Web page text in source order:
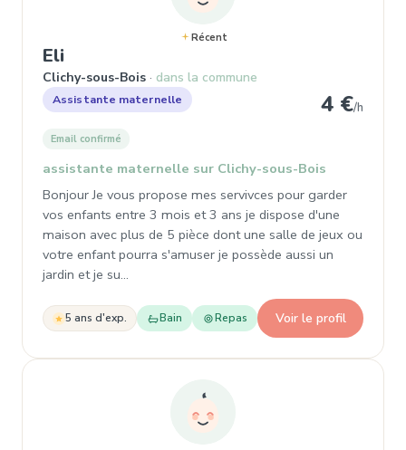
Récent
Eli
Clichy-sous-Bois dans la commune
Assistante maternelle 4 €/h
Email confirmé
assistante maternelle sur Clichy-sous-Bois
Bonjour Je vous propose mes servivces pour garder
vos enfants entre 3 mois et 3 ans je dispose d'une
maison avec plus de 5 pièce dont une salle de jeux ou
votre enfant pourra s'amuser je possède aussi un
jardin et je su…
5 ans d'exp. Bain Repas Voir le profil